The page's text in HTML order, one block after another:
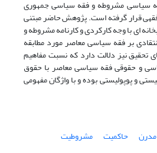
سیاسی مشروطه و فقه سیاسی جمهوری
قرار گرفته است. پژوهش حاضر مبتنی
ای با وجه کارکردی و کارنامه مشروطه و
بر فقه سیاسی معاصر مورد مطابقه
تحقیق نیز دلالت دارد که نسبت مفاهیم
و حقوقی فقه سیاسی معاصر با حقوق
و پوپولیستی بوده و با واژگان مفهومی
حاکمیت مشروطیت